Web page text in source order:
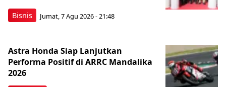
Bisnis Jumat, 7 Agu 2026 - 21:48
Astra Honda Siap Lanjutkan
Performa Positif di ARRC Mandalika
2026